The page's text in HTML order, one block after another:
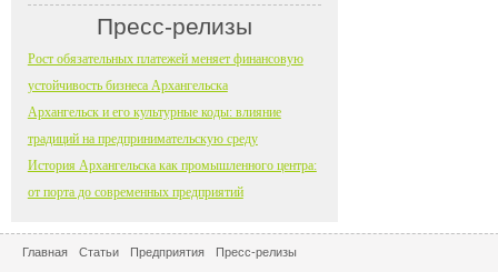
Пресс-релизы
Рост обязательных платежей меняет финансовую
устойчивость бизнеса Архангельска
Архангельск и его культурные коды: влияние
традиций на предпринимательскую среду
История Архангельска как промышленного центра:
от порта до современных предприятий
Главная Статьи Предприятия Пресс-релизы